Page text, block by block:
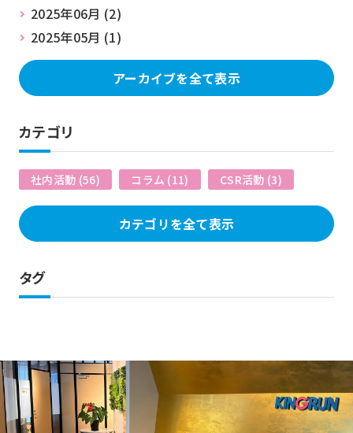
2025年06月 (2)
2025年05月 (1)
アーカイブを全て表示
カテゴリ
社内活動 (56) コラム (11) CSR活動 (3)
カテゴリを全て表示
タグ